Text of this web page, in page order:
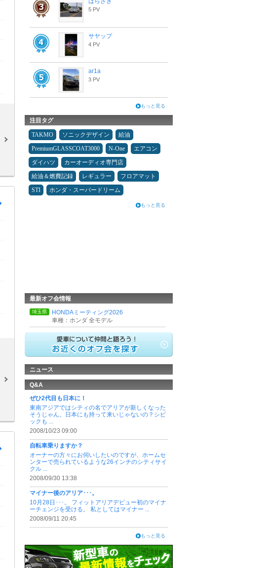
5 PV
サヤップ
4 PV
ar1a
3 PV
もっと見る
注目タグ
TAKMO ソニックデザイン
給油
PremiumGLASSCOAT3000
N-One
エアコン
ダイハツ
カーオーディオ専門店
給油＆燃費記録
レギュラー
フロアマット
STI
ホンダ・スーパードリーム
もっと見る
最新オフ会情報
埼玉県
HONDAミーティング2026
車種：ホンダ 全モデル
ニュース
Q&A
ぜひ2代目も日本に！
東南アジアではシティの名でアリアが新しくなった
そうじゃん。日本にも持って来いじゃないの？シビ
ックも ...
2008/10/23 09:00
自転車乗りますか？
オーナーの方々にお伺いしたいのですが、ホームセ
ンターで売られているような26インチのシティサイ
クル ...
2008/09/30 13:38
マイナー後のアリア･･･。
10月28日･･･。 フィットアリアデビュー初のマイナ
ーチェンジを受ける。 私としてはマイナー ...
2008/09/11 20:45
もっと見る